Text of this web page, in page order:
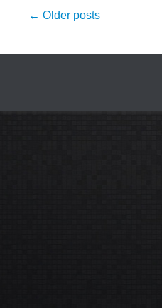
Post
← Older posts